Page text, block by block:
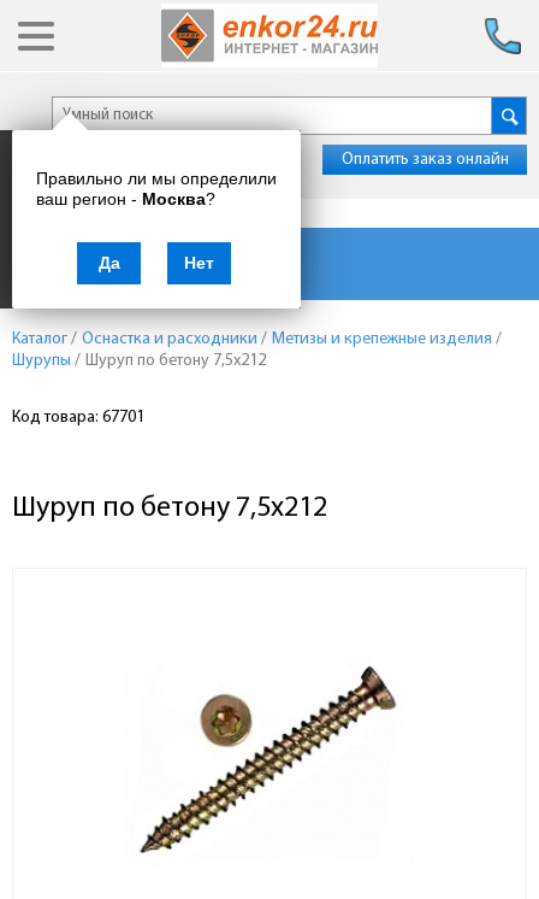
Правильно ли мы определили
ваш регион - Москва?
Да Нет
Оплатить заказ онлайн
Каталог товаров
Каталог / Оснастка и расходники / Метизы и крепежные изделия /
Шурупы / Шуруп по бетону 7,5х212
Код товара: 67701
Шуруп по бетону 7,5х212